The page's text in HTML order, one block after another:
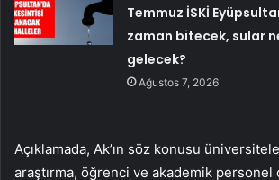
Temmuz İSKİ
zaman bitecek, sular
gelecek?
Ağustos 7, 2026
Açıklamada, Ak’ın söz konusu
araştırma, öğrenci ve akademik